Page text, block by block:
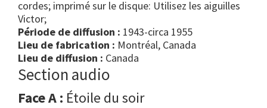
cordes; imprimé sur le disque: Utilisez les aiguilles
Victor;
Période de diffusion : 1943-circa 1955
Lieu de fabrication : Montréal, Canada
Lieu de diffusion : Canada
Section audio
Face A : Étoile du soir